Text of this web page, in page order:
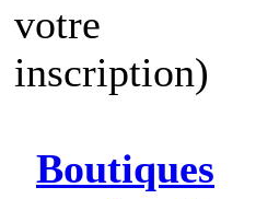
votre
inscription)
Boutiques